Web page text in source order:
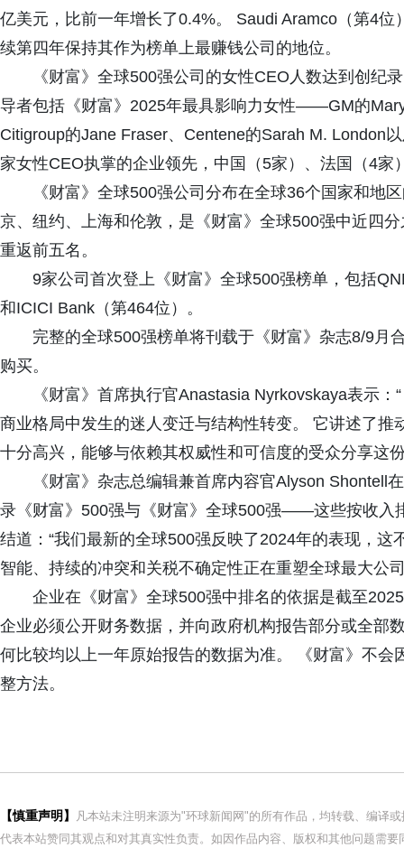
亿美元，比前一年增长了0.4%。 Saudi Aramco（第4
续第四年保持其作为榜单上最赚钱公司的地位。
《财富》全球500强公司的女性CEO人数达到创纪
导者包括《财富》2025年最具影响力女性——GM的
Citigroup的Jane Fraser、Centene的Sarah M. London
家女性CEO执掌的企业领先，中国（5家）、法国（4
《财富》全球500强公司分布在全球36个国家和地
京、纽约、上海和伦敦，是《财富》全球500强中近四
重返前五名。
9家公司首次登上《财富》全球500强榜单，包括
和ICICI Bank（第464位）。
完整的全球500强榜单将刊载于《财富》杂志8/9月
购买。
《财富》首席执行官Anastasia Nyrkovskaya表示
商业格局中发生的迷人变迁与结构性转变。 它讲述了
十分高兴，能够与依赖其权威性和可信度的受众分享这
《财富》杂志总编辑兼首席内容官Alyson Shontell
录《财富》500强与《财富》全球500强——这些按收
结道：“我们最新的全球500强反映了2024年的表现，
智能、持续的冲突和关税不确定性正在重塑全球最大公
企业在《财富》全球500强中排名的依据是截至
企业必须公开财务数据，并向政府机构报告部分或全部
何比较均以上一年原始报告的数据为准。 《财富》不
整方法。
【慎重声明】
凡本站未注明来源为"环球新闻网"的所有作品，均转载、编译
代表本站赞同其观点和对其真实性负责。如因作品内容、版权和其他问题需